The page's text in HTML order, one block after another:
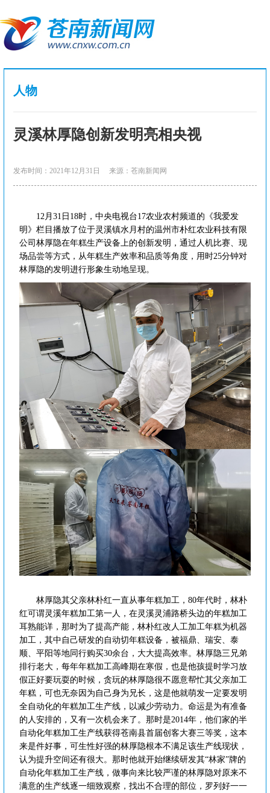
人物
灵溪林厚隐创新发明亮相央视
发布时间：2021年12月31日 来源：苍南新闻网
12月31日18时，中央电视台17农业农村频道的《我爱发
明》栏目播放了位于灵溪镇水月村的温州市朴红农业科技有限
公司林厚隐在年糕生产设备上的创新发明，通过人机比赛、现
场品尝等方式，从年糕生产效率和品质等角度，用时25分钟对
林厚隐的发明进行形象生动地呈现。
林厚隐其父亲林朴红一直从事年糕加工，80年代时，林朴
红可谓灵溪年糕加工第一人，在灵溪灵浦路桥头边的年糕加工
耳熟能详，那时为了提高产能，林朴红改人工加工年糕为机器
加工，其中自己研发的自动切年糕设备，被福鼎、瑞安、泰
顺、平阳等地同行购买30余台，大大提高效率。林厚隐三兄弟
排行老大，每年年糕加工高峰期在寒假，也是他孩提时学习放
假正好要玩耍的时候，贪玩的林厚隐很不愿意帮忙其父亲加工
年糕，可也无奈因为自己身为兄长，这是他就萌发一定要发明
全自动化的年糕加工生产线，以减少劳动力。命运是为有准备
的人安排的，又有一次机会来了。那时是2014年，他们家的半
自动化年糕加工生产线获得苍南县首届创客大赛三等奖，这本
来是件好事，可生性好强的林厚隐根本不满足该生产线现状，
认为提升空间还有很大。那时他就开始继续研发其“林家”牌的
自动化年糕加工生产线，做事向来比较严谨的林厚隐对原来不
满意的生产线逐一细致观察，找出不合理的部位，罗列好一一